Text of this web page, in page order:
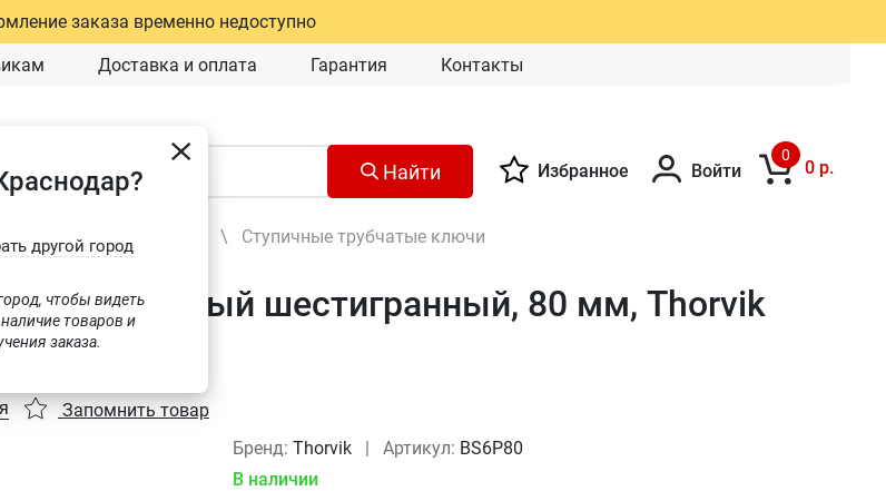
заказа временно недоступно
Доставка и оплата Гарантия Контакты
другой город
чтобы видеть
товаров и
заказа.
Найти Избранное Войти
0
0 р.
Гаечные ключи \ Ступичные трубчатые ключи
ступичный шестигранный, 80 мм, Thorvik
Запомнить товар
Бренд: Thorvik |Артикул: BS6P80
В наличии